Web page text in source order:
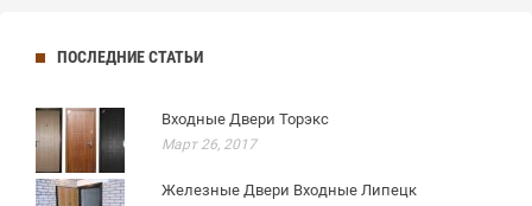
ПОСЛЕДНИЕ СТАТЬИ
Входные Двери Торэкс
Март 26, 2017
Железные Двери Входные Липецк